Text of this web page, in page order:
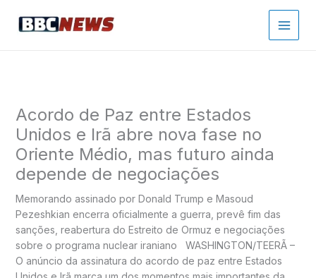
para
Acordo de Paz entre Estados
Unidos e Irã abre nova fase no
Oriente Médio, mas futuro ainda
depende de negociações
Memorando assinado por Donald Trump e Masoud
Pezeshkian encerra oficialmente a guerra, prevê fim das
sanções, reabertura do Estreito de Ormuz e negociações
sobre o programa nuclear iraniano WASHINGTON/TEERÃ –
O anúncio da assinatura do acordo de paz entre Estados